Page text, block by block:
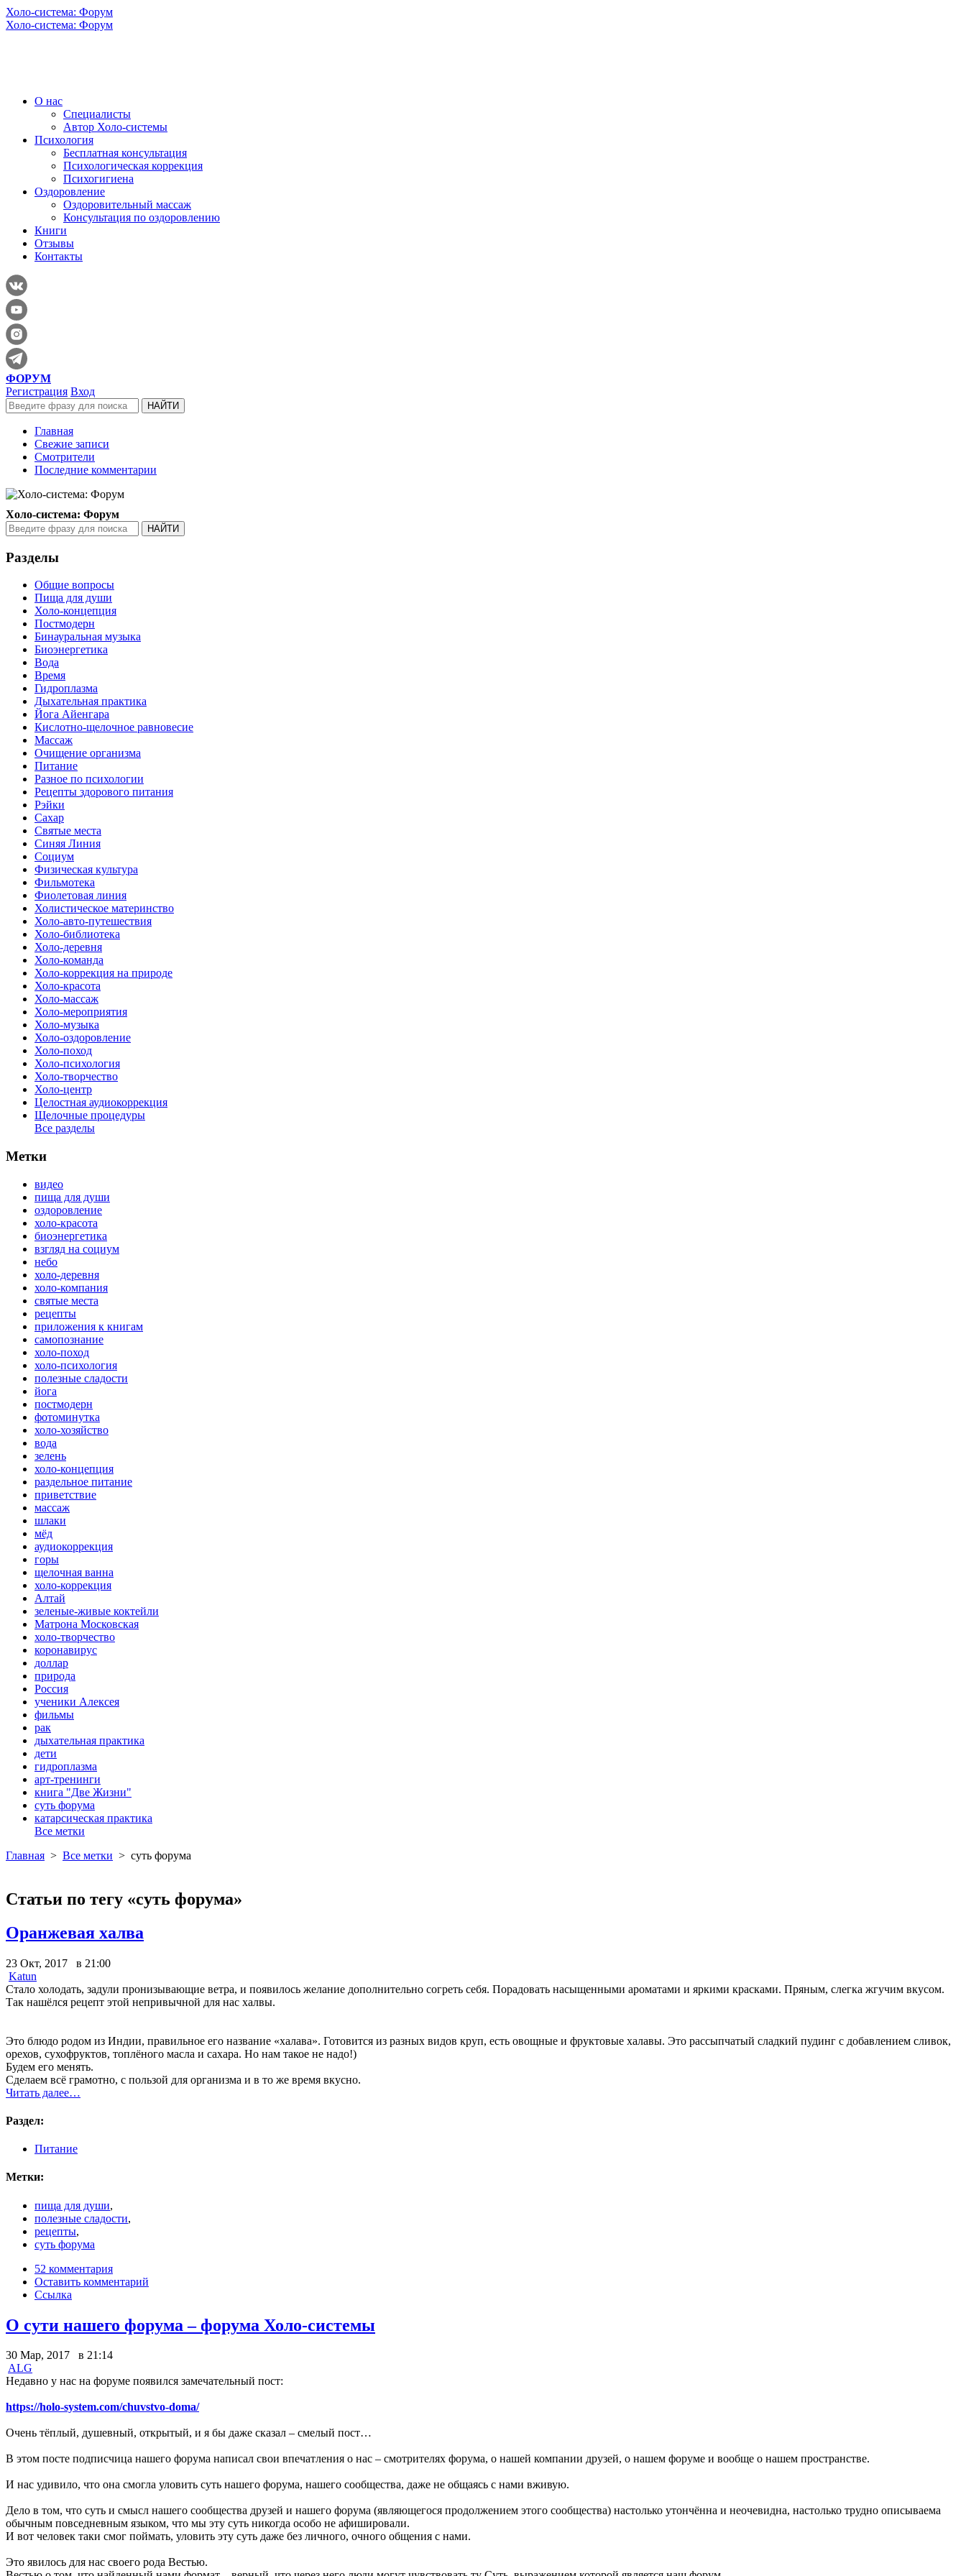
Холо-система: Форум
Холо-система: Форум
О нас
Специалисты
Автор Холо-системы
Психология
Бесплатная консультация
Психологическая коррекция
Психогигиена
Оздоровление
Оздоровительный массаж
Консультация по оздоровлению
Книги
Отзывы
Контакты
ФОРУМ
Регистрация Вход
Главная
Свежие записи
Смотрители
Последние комментарии
Холо-система: Форум
Разделы
Общие вопросы
Пища для души
Холо-концепция
Постмодерн
Бинауральная музыка
Биоэнергетика
Вода
Время
Гидроплазма
Дыхательная практика
Йога Айенгара
Кислотно-щелочное равновесие
Массаж
Очищение организма
Питание
Разное по психологии
Рецепты здорового питания
Рэйки
Сахар
Святые места
Синяя Линия
Социум
Физическая культура
Фильмотека
Фиолетовая линия
Холистическое материнство
Холо-авто-путешествия
Холо-библиотека
Холо-деревня
Холо-команда
Холо-коррекция на природе
Холо-красота
Холо-массаж
Холо-мероприятия
Холо-музыка
Холо-оздоровление
Холо-поход
Холо-психология
Холо-творчество
Холо-центр
Целостная аудиокоррекция
Щелочные процедуры
Все разделы
Метки
видео
пища для души
оздоровление
холо-красота
биоэнергетика
взгляд на социум
небо
холо-деревня
холо-компания
святые места
рецепты
приложения к книгам
самопознание
холо-поход
холо-психология
полезные сладости
йога
постмодерн
фотоминутка
холо-хозяйство
вода
зелень
холо-концепция
раздельное питание
приветствие
массаж
шлаки
мёд
аудиокоррекция
горы
щелочная ванна
холо-коррекция
Алтай
зеленые-живые коктейли
Матрона Московская
холо-творчество
коронавирус
доллар
природа
Россия
ученики Алексея
фильмы
рак
дыхательная практика
дети
гидроплазма
арт-тренинги
книга "Две Жизни"
суть форума
катарсическая практика
Все метки
Главная > Все метки > суть форума
Статьи по тегу «суть форума»
Оранжевая халва
23 Окт, 2017 в 21:00
Katun
Стало холодать, задули пронизывающие ветра, и появилось желание дополнительно согреть себя. Порадовать насыщенными ароматами и яркими красками. Пряным, слегка жгучим вкусом.
Так нашёлся рецепт этой непривычной для нас халвы.
Это блюдо родом из Индии, правильное его название «халава». Готовится из разных видов круп, есть овощные и фруктовые халавы. Это рассыпчатый сладкий пудинг с добавлением сливок,
орехов, сухофруктов, топлёного масла и сахара. Но нам такое не надо!)
Будем его менять.
Сделаем всё грамотно, с пользой для организма и в то же время вкусно.
Читать далее…
Раздел:
Питание
Метки:
пища для души,
полезные сладости,
рецепты,
суть форума
52 комментария
Оставить комментарий
Ссылка
О сути нашего форума – форума Холо-системы
30 Мар, 2017 в 21:14
ALG
Недавно у нас на форуме появился замечательный пост:
https://holo-system.com/chuvstvo-doma/
Очень тёплый, душевный, открытый, и я бы даже сказал – смелый пост…
В этом посте подписчица нашего форума написал свои впечатления о нас – смотрителях форума, о нашей компании друзей, о нашем форуме и вообще о нашем пространстве.
И нас удивило, что она смогла уловить суть нашего форума, нашего сообщества, даже не общаясь с нами вживую.
Дело в том, что суть и смысл нашего сообщества друзей и нашего форума (являющегося продолжением этого сообщества) настолько утончённа и неочевидна, настолько трудно описываема
обычным повседневным языком, что мы эту суть никогда особо не афишировали.
И вот человек таки смог поймать, уловить эту суть даже без личного, очного общения с нами.
Это явилось для нас своего рода Вестью.